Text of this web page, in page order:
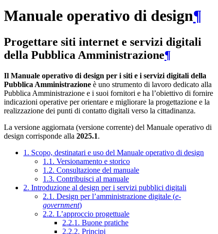
Manuale operativo di design¶
Progettare siti internet e servizi digitali
della Pubblica Amministrazione¶
Il Manuale operativo di design per i siti e i servizi digitali della
Pubblica Amministrazione è uno strumento di lavoro dedicato alla
Pubblica Amministrazione e i suoi fornitori e ha l’obiettivo di fornire
indicazioni operative per orientare e migliorare la progettazione e la
realizzazione dei punti di contatto digitali verso la cittadinanza.
La versione aggiornata (versione corrente) del Manuale operativo di
design corrisponde alla 2025.1.
1. Scopo, destinatari e uso del Manuale operativo di design
1.1. Versionamento e storico
1.2. Consultazione del manuale
1.3. Contribuisci al manuale
2. Introduzione al design per i servizi pubblici digitali
2.1. Design per l’amministrazione digitale (e-
government)
2.2. L’approccio progettuale
2.2.1. Buone pratiche
2.2.2. Principi